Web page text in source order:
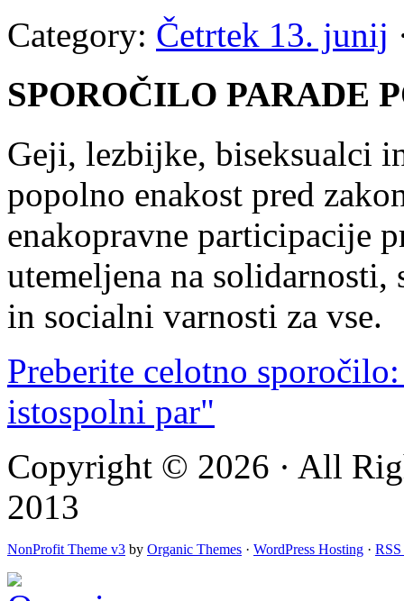
Category: Četrtek 13. junij
SPOROČILO PARADE
Geji, lezbijke, biseksualci
popolno enakost pred
enakopravne participacije
utemeljena na
in socialni varnosti za vse.
Preberite celotno
istospolni par"
Copyright © 2026 · All
2013
NonProfit Theme v3 by Organic Themes · WordPress Hosting · RSS